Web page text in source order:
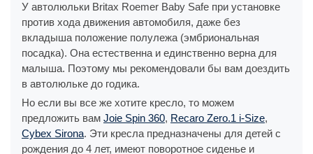
У автолюльки Britax Roemer Baby Safe при установке
против хода движения автомобиля, даже без
вкладыша положение полулежа (эмбриональная
посадка). Она естественна и единственно верна для
малыша. Поэтому мы рекомендовали бы вам доездить
в автолюльке до годика.
Но если вы все же хотите кресло, то можем
предложить вам Joie Spin 360, Recaro Zero.1 i-Size,
Cybex Sirona. Эти кресла предназначены для детей с
рождения до 4 лет, имеют поворотное сиденье и